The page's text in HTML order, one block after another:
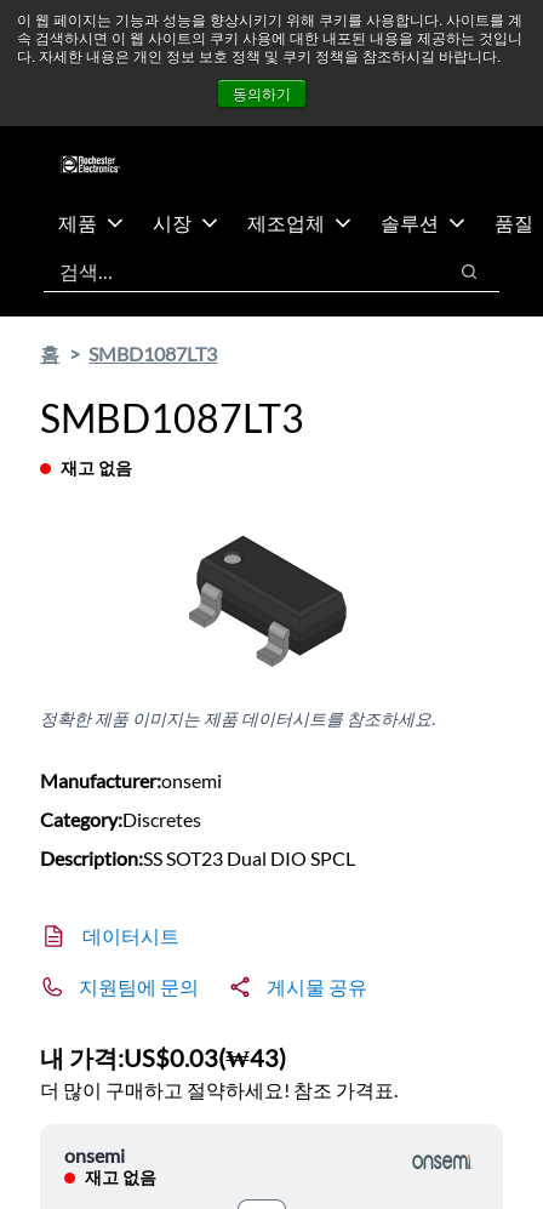
이 웹 페이지는 기능과 성능을 향상시키기 위해 쿠키를 사용합니다. 사이트를 계
속 검색하시면 이 웹 사이트의 쿠키 사용에 대한 내포된 내용을 제공하는 것입니
다. 자세한 내용은 개인 정보 보호 정책 및 쿠키 정책을 참조하시길 바랍니다.
동의하기
츠
건
중동 지역 상황을 지속적으로 주시하고 있으며, 모든 서비스는
정상적으로 운영되고 있습니다. 더 읽어보기 →
뉴스
문의하기
제품 시장 제조업체 솔루션
품질
검색
검색
홈 SMBD1087LT3
SMBD1087LT3
재고 없음
정확한 제품 이미지는 제품 데이터시트를 참조하세요.
Manufacturer:onsemi
Category:Discretes
Description:SS SOT23 Dual DIO SPCL
데이터시트
지원팀에 문의 게시물 공유
내 가격:US$0.03(₩43)
더 많이 구매하고 절약하세요! 참조 가격표.
onsemi
재고 없음